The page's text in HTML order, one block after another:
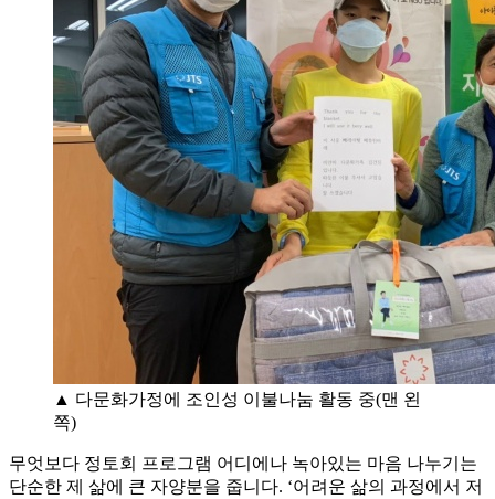
▲ 다문화가정에 조인성 이불나눔 활동 중(맨 왼
쪽)
무엇보다 정토회 프로그램 어디에나 녹아있는 마음 나누기는
단순한 제 삶에 큰 자양분을 줍니다. ‘어려운 삶의 과정에서 저